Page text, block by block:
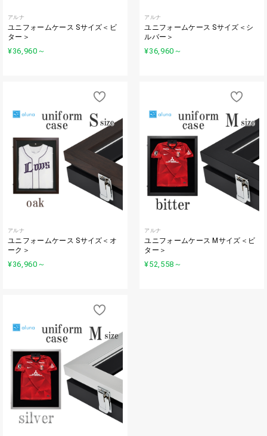
アルナ
ユニフォームケース Sサイズ＜ビ
ター＞
¥36,960 ～
アルナ
ユニフォームケース Sサイズ＜シ
ルバー＞
¥36,960 ～
アルナ
ユニフォームケース Sサイズ＜オ
ーク＞
¥36,960 ～
アルナ
ユニフォームケース Mサイズ＜ビ
ター＞
¥52,558 ～